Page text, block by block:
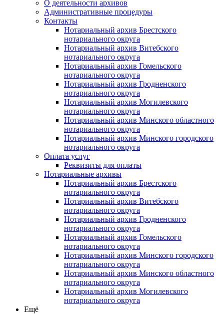
О деятельности архивов
Административные процедуры
Контакты
Нотариальный архив Брестского
нотариального округа
Нотариальный архив Витебского
нотариального округа
Нотариальный архив Гомельского
нотариального округа
Нотариальный архив Гродненского
нотариального округа
Нотариальный архив Могилевского
нотариального округа
Нотариальный архив Минского областного
нотариального округа
Нотариальный архив Минского городского
нотариального округа
Оплата услуг
Реквизиты для оплаты
Нотариальные архивы
Нотариальный архив Брестского
нотариального округа
Нотариальный архив Витебского
нотариального округа
Нотариальный архив Гродненского
нотариального округа
Нотариальный архив Гомельского
нотариального округа
Нотариальный архив Минского городского
нотариального округа
Нотариальный архив Минского областного
нотариального округа
Нотариальный архив Могилевского
нотариального округа
Ещё